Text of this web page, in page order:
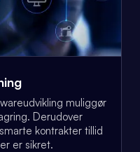
muliggør
Derudover
kontrakter tillid
er sikret.